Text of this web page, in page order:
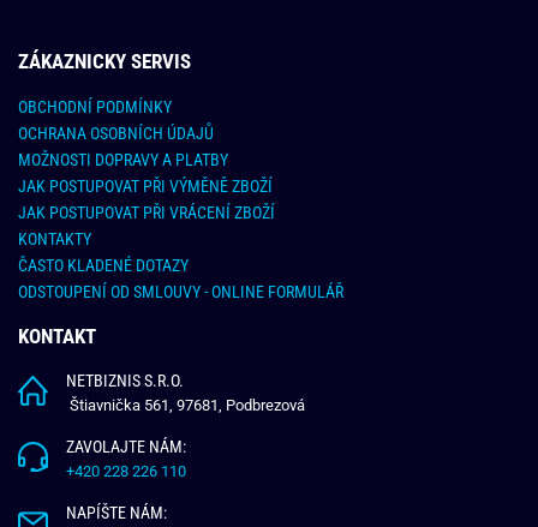
ZÁKAZNICKY SERVIS
OBCHODNÍ PODMÍNKY
OCHRANA OSOBNÍCH ÚDAJŮ
MOŽNOSTI DOPRAVY A PLATBY
JAK POSTUPOVAT PŘI VÝMĚNĚ ZBOŽÍ
JAK POSTUPOVAT PŘI VRÁCENÍ ZBOŽÍ
KONTAKTY
ČASTO KLADENÉ DOTAZY
ODSTOUPENÍ OD SMLOUVY - ONLINE FORMULÁŘ
KONTAKT
NETBIZNIS S.R.O.
Štiavnička 561, 97681, Podbrezová
ZAVOLAJTE NÁM:
+420 228 226 110
NAPÍŠTE NÁM: